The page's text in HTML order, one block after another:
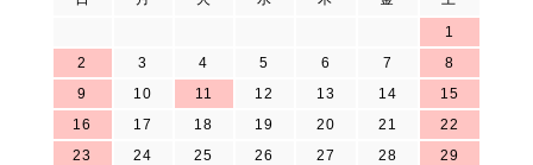
1
2
3 4 5 6 7
8
9
10 11 12 13 14
15
16
17 18 19 20 21
22
23
24 25 26 27 28
29